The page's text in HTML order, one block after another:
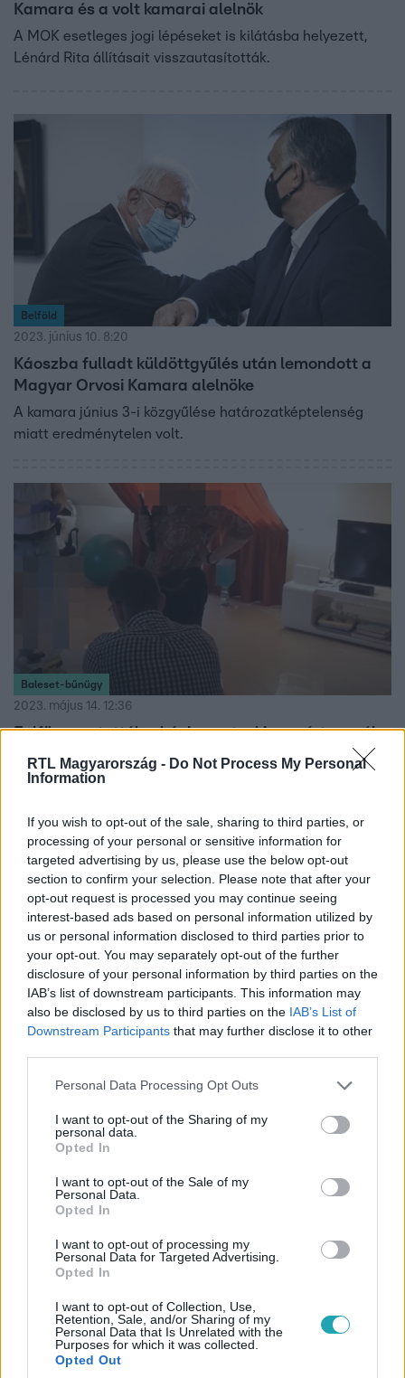
RTL Magyarország - Do Not Process My Personal
Information
If you wish to opt-out of the sale, sharing to third parties, or
processing of your personal or sensitive information for
targeted advertising by us, please use the below opt-out
section to confirm your selection. Please note that after your
opt-out request is processed you may continue seeing
interest-based ads based on personal information utilized by
us or personal information disclosed to third parties prior to
your opt-out. You may separately opt-out of the further
disclosure of your personal information by third parties on the
IAB’s list of downstream participants. This information may
also be disclosed by us to third parties on the IAB’s List of
Downstream Participants that may further disclose it to other
Please note that this website/app uses one or more Google
not limited to your visit or usage behaviour. You may click to
grant or deny consent to Google and its third-party tags to
use your data for below specified purposes in below Google
consent section.
Personal Data Processing Opt Outs
I want to opt-out of the Sharing of my
personal data.
Opted In
I want to opt-out of the Sale of my
Personal Data.
Opted In
I want to opt-out of processing my
Personal Data for Targeted Advertising.
Opted In
I want to opt-out of Collection, Use,
Retention, Sale, and/or Sharing of my
Personal Data that Is Unrelated with the
Purposes for which it was collected.
Opted Out
Kamara és a volt kamarai alelnök
A MOK esetleges jogi lépéseket is kilátásba helyezett,
Lénárd Rita állításait visszautasították.
Belföld
2023. június 10. 8:20
Káoszba fulladt küldöttgyűlés után lemondott a
Magyar Orvosi Kamara alelnöke
A kamara június 3-i közgyűlése határozatképtelenség
miatt eredménytelen volt.
Baleset-bűnügy
2023. május 14. 12:36
Felfüggesztették a háziorvost, aki szexért cserébe
írhatott fel fogyást segítő szert egy nőnek
A kamara szerint sincs rendben az eset.
Belföld
2023. május 9. 12:18
Orvosi díjat kapott az oltásellenes, vírusszkeptikus
Kamarai eljárás is indult az orvos ellen, a díjat azonban
páciensei szavazták meg neki.